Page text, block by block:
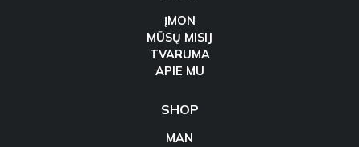
ĮMON
MŪSŲ MISIJ
TVARUMA
APIE MU
SHOP
MAN